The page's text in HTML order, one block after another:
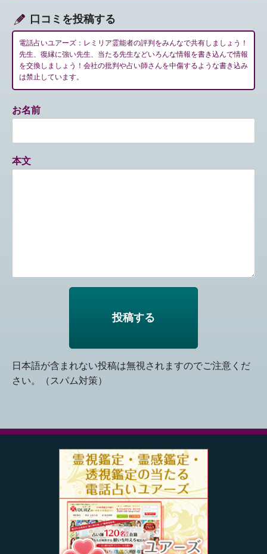
ン
口コミを投稿する
電話占いユアーズ：レミリア霊能者の評判をみんなで共有しましょう！
先生、復縁に強い先生、当たる先生などいろんな情報を書き込んで情報
を交換しましょう！会社の批判や占い師さんを中傷するような書き込み
は禁止しています。
お名前
本文
日本語が含まれない投稿は無視されますのでご注意くだ
さい。（スパム対策）